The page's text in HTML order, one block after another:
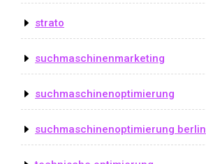
strato
suchmaschinenmarketing
suchmaschinenoptimierung
suchmaschinenoptimierung berlin